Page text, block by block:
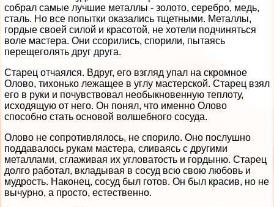
собрал самые лучшие металлы - золото, серебро, медь,
сталь. Но все попытки оказались тщетными. Металлы,
гордые своей силой и красотой, не хотели подчиняться
воле мастера. Они ссорились, спорили, пытаясь
перещеголять друг друга.
Старец отчаялся. Вдруг, его взгляд упал на скромное
Олово, тихонько лежащее в углу мастерской. Старец взял
его в руки и почувствовал необыкновенную теплоту,
исходящую от него. Он понял, что именно Олово
способно стать основой волшебного сосуда.
Олово не сопротивлялось, не спорило. Оно послушно
поддавалось рукам мастера, сливаясь с другими
металлами, сглаживая их угловатость и гордыню. Старец
долго работал, вкладывая в сосуд всю свою любовь и
мудрость. Наконец, сосуд был готов. Он был красив, но не
вычурно, а просто, естественно.